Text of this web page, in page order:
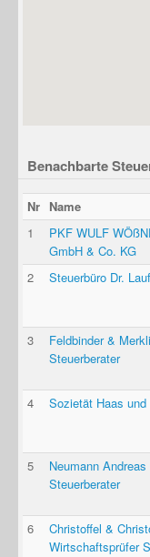
Benachbarte
Nr Name
1
PKF WULF
GmbH & Co. KG
2 Steuerbüro Dr.
3
Feldbinder &
Steuerberater
4 Sozietät Haas und
5
Neumann Andreas
Steuerberater
6
Christoffel &
Wirtschaftsprüfer